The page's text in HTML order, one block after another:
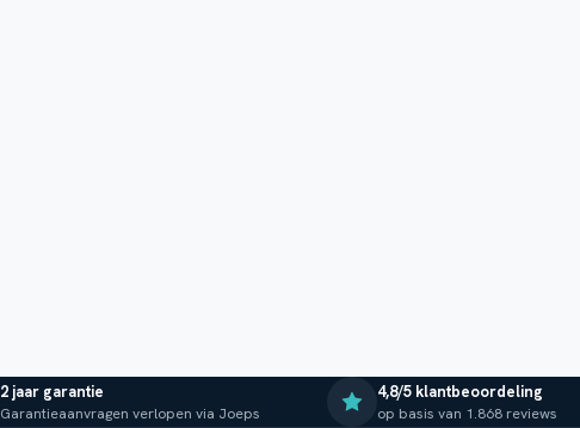
2 jaar garantie
Garantieaanvragen verlopen via Joeps
4,8/5 klantbeoordeling
op basis van 1.868 reviews